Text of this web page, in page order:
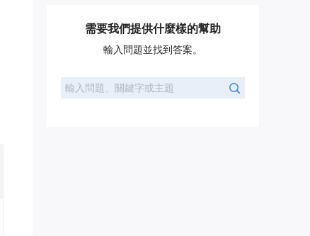
需要我們提供什麼樣的幫助
輸入問題並找到答案。